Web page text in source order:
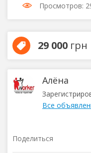
Просмотров:
29 000 грн
Алёна
Все
Поделиться